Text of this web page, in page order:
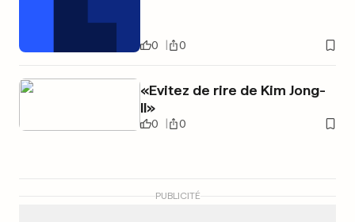
0 0
«Evitez de rire de Kim Jong-
Il»
0 0
PUBLICITÉ